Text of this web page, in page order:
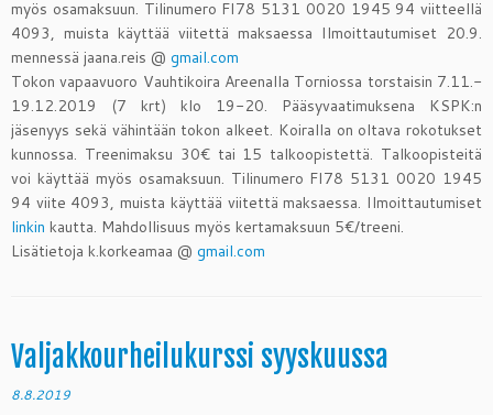
myös osamaksuun. Tilinumero FI78 5131 0020 1945 94 viitteellä
4093, muista käyttää viitettä maksaessa Ilmoittautumiset 20.9.
mennessä jaana.reis @ gmail.com
Tokon vapaavuoro Vauhtikoira Areenalla Torniossa torstaisin 7.11.-
19.12.2019 (7 krt) klo 19-20. Pääsyvaatimuksena KSPK:n
jäsenyys sekä vähintään tokon alkeet. Koiralla on oltava rokotukset
kunnossa. Treenimaksu 30€ tai 15 talkoopistettä. Talkoopisteitä
voi käyttää myös osamaksuun. Tilinumero FI78 5131 0020 1945
94 viite 4093, muista käyttää viitettä maksaessa. Ilmoittautumiset
linkin kautta. Mahdollisuus myös kertamaksuun 5€/treeni.
Lisätietoja k.korkeamaa @ gmail.com
Valjakkourheilukurssi syyskuussa
8.8.2019